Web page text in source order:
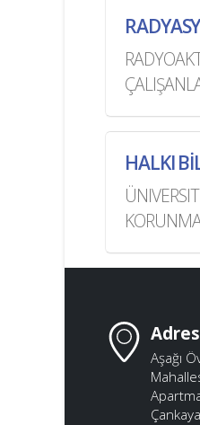
HALKI
Adres
Aşağı